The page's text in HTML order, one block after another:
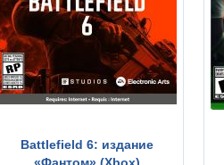
Battlefield 6: издание